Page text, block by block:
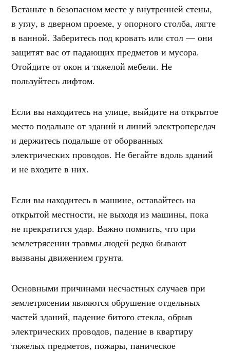
Встаньте в безопасном месте у внутренней стены,
в углу, в дверном проеме, у опорного столба, лягте
в ванной. Заберитесь под кровать или стол — они
защитят вас от падающих предметов и мусора.
Отойдите от окон и тяжелой мебели. Не
пользуйтесь лифтом.
Если вы находитесь на улице, выйдите на открытое
место подальше от зданий и линий электропередач
и держитесь подальше от оборванных
электрических проводов. Не бегайте вдоль зданий
и не входите в них.
Если вы находитесь в машине, оставайтесь на
открытой местности, не выходя из машины, пока
не прекратится удар. Важно помнить, что при
землетрясении травмы людей редко бывают
вызваны движением грунта.
Основными причинами несчастных случаев при
землетрясении являются обрушение отдельных
частей зданий, падение битого стекла, обрыв
электрических проводов, падение в квартиру
тяжелых предметов, пожары, паническое